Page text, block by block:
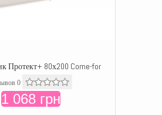
Протект+ 80х200 Come-for
0
1 068 грн